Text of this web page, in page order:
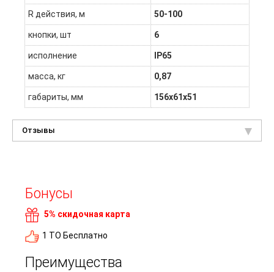
R действия, м 50-100
кнопки, шт 6
исполнение IP65
масса, кг 0,87
габариты, мм 156x61x51
Отзывы
Бонусы
5% скидочная карта
1 ТО Бесплатно
Преимущества